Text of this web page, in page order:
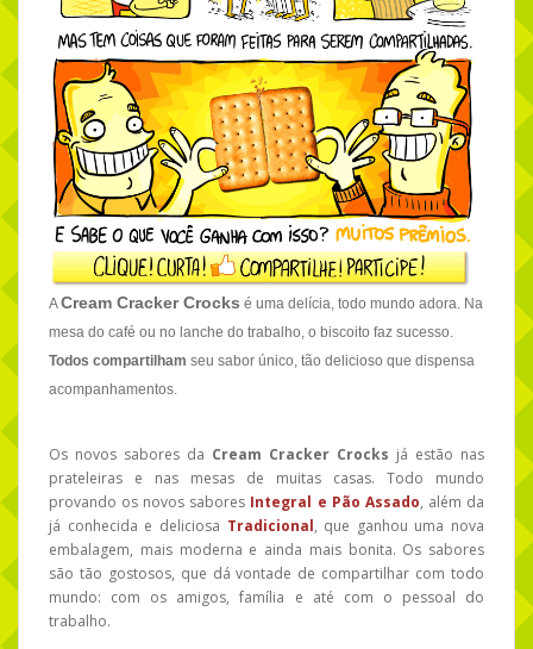
ACream Cracker Crocks é uma delícia, todo mundo adora. Na
mesa do café ou no lanche do trabalho, o biscoito faz sucesso.
Todos compartilham seu sabor único, tão delicioso que dispensa
acompanhamentos.
Os novos sabores da Cream Cracker Crocks já estão nas
prateleiras e nas mesas de muitas casas. Todo mundo
provando os novos sabores Integral e Pão Assado, além da
já conhecida e deliciosa Tradicional, que ganhou uma nova
embalagem, mais moderna e ainda mais bonita. Os sabores
são tão gostosos, que dá vontade de compartilhar com todo
mundo: com os amigos, família e até com o pessoal do
trabalho.